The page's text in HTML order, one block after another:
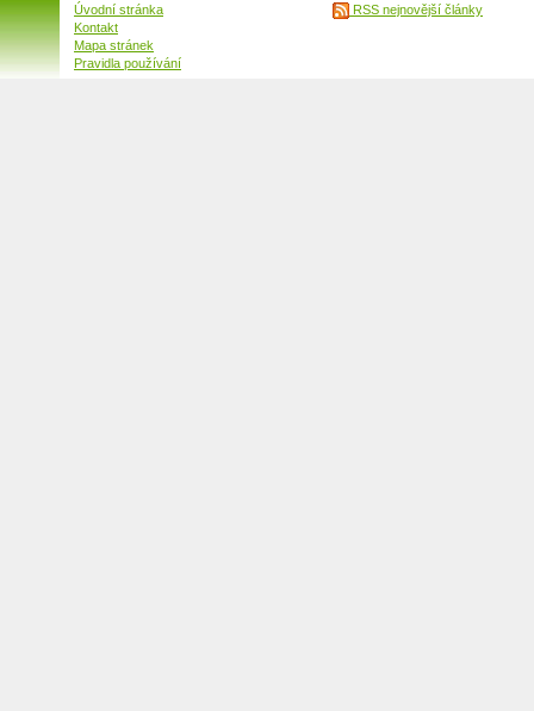
Úvodní stránka
Kontakt
Mapa stránek
Pravidla používání
RSS nejnovější články